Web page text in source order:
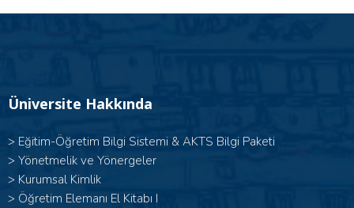
Üniversite Hakkında
> Eğitim-Öğretim Bilgi Sistemi & AKTS Bilgi Paketi
> Yönetmelik ve Yönergeler
> Kurumsal Kimlik
> Öğretim Elemanı El Kitabı I